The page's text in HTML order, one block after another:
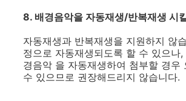
8. 배경음악을 자동재생/반복재생 시
자동재생과 반복재생을 지원하지 않
정으로 자동재생되도록 할 수 있으나,
경음악 을 자동재생하여 첨부할 경우
수 있으므로 권장해드리지 않습니다.